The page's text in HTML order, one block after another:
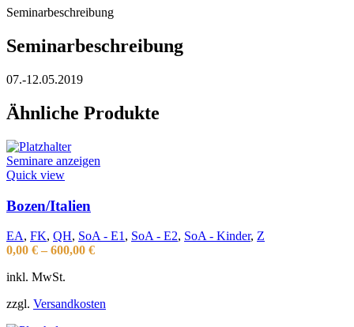
Seminarbeschreibung
Seminarbeschreibung
07.-12.05.2019
Ähnliche Produkte
Seminare anzeigen
Quick view
Bozen/Italien
EA, FK, QH, SoA - E1, SoA - E2, SoA - Kinder, Z
0,00 € – 600,00 €
inkl. MwSt.
zzgl. Versandkosten